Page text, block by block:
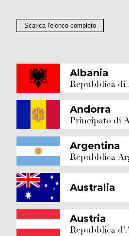
Scarica l'elenco completo
Albania
Repubblica di
Andorra
Principato di
Argentina
Repubblica
Australia
Austria
Repubblica